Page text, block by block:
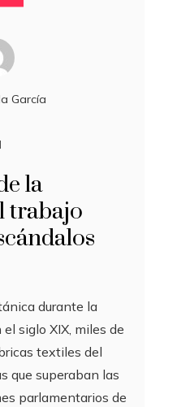
García
la
trabajo
durante la
siglo XIX, miles de
textiles del
que superaban las
parlamentarios de